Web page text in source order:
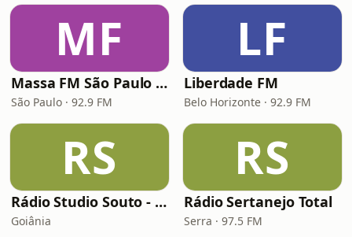
MF
Massa FM São Paulo 92.9
São Paulo · 92.9 FM
LF
Liberdade FM
Belo Horizonte · 92.9 FM
RS
Rádio Studio Souto - Sertaneja
Goiânia
RS
Rádio Sertanejo Total
Serra · 97.5 FM